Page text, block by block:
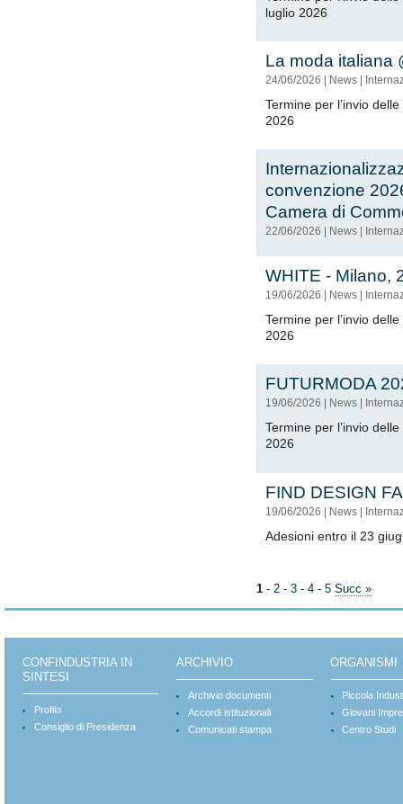
luglio 2026
La moda italiana
24/06/2026 News
Termine per l’invio
2026
convenzione
Camera di
22/06/2026 News
WHITE - Milano,
19/06/2026 News
Termine per l’invio
2026
FUTURMODA
19/06/2026 News
Termine per l’invio
2026
FIND DESIGN
19/06/2026 | News |
Adesioni entro il 23
1 - 2 - 3 - 4 - 5 Succ »
CONFINDUSTRIA IN
SINTESI
Profilo
Consiglio di Presidenza
ARCHIVIO
Archivio documenti
Accordi istituzionali
Comunicati stampa
ORGANISMI
Piccola
Giovani
Centro Studi